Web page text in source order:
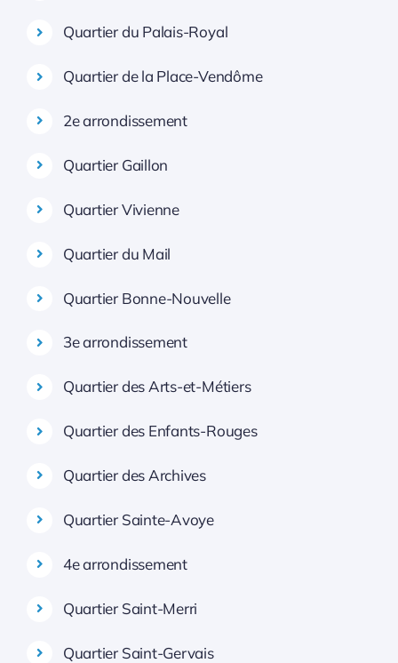
Quartier du Palais-Royal
Quartier de la Place-Vendôme
2e arrondissement
Quartier Gaillon
Quartier Vivienne
Quartier du Mail
Quartier Bonne-Nouvelle
3e arrondissement
Quartier des Arts-et-Métiers
Quartier des Enfants-Rouges
Quartier des Archives
Quartier Sainte-Avoye
4e arrondissement
Quartier Saint-Merri
Quartier Saint-Gervais